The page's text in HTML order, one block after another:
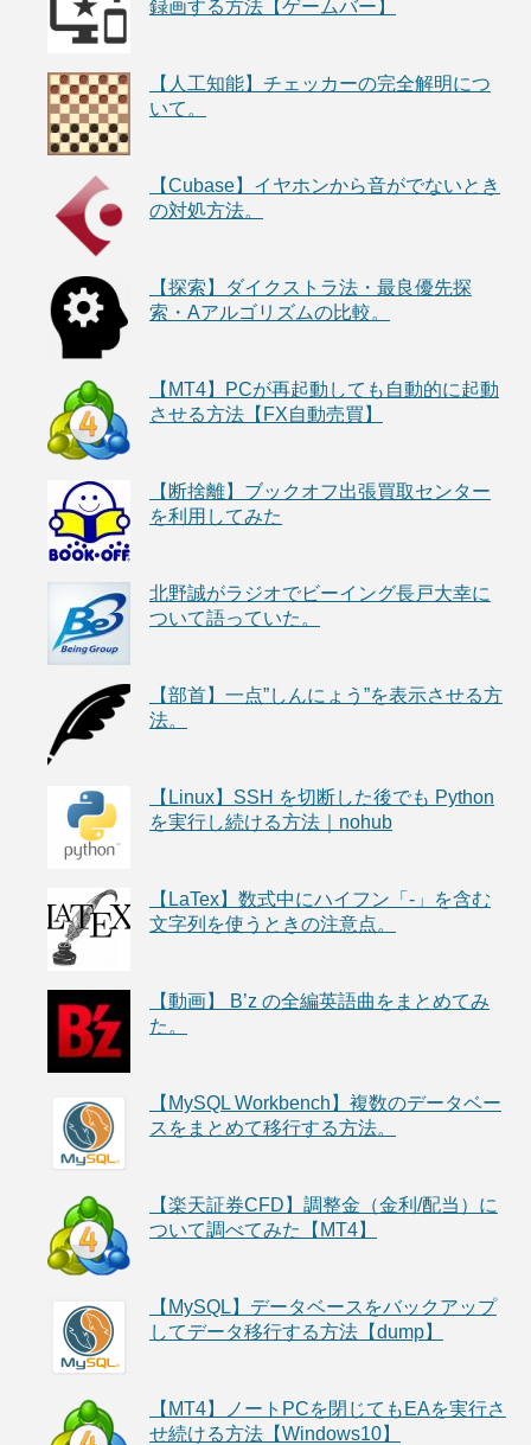
録画する方法【ゲームバー】
【人工知能】チェッカーの完全解明につ
いて。
【Cubase】イヤホンから音がでないとき
の対処方法。
【探索】ダイクストラ法・最良優先探
索・Aアルゴリズムの比較。
【MT4】PCが再起動しても自動的に起動
させる方法【FX自動売買】
【断捨離】ブックオフ出張買取センター
を利用してみた
北野誠がラジオでビーイング長戸大幸に
ついて語っていた。
【部首】一点”しんにょう”を表示させる方
法。
【Linux】SSH を切断した後でも Python
を実行し続ける方法｜nohub
【LaTex】数式中にハイフン「-」を含む
文字列を使うときの注意点。
【動画】 B’z の全編英語曲をまとめてみ
た。
【MySQL Workbench】複数のデータベー
スをまとめて移行する方法。
【楽天証券CFD】調整金（金利/配当）に
ついて調べてみた【MT4】
【MySQL】データベースをバックアップ
してデータ移行する方法【dump】
【MT4】ノートPCを閉じてもEAを実行さ
せ続ける方法【Windows10】